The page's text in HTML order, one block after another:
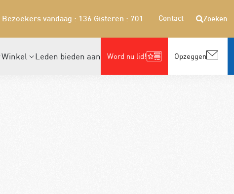
Bezoekers vandaag : 136 Gisteren : 701 Contact Zoeken
Winkel Leden bieden aan Word nu lid! Opzeggen